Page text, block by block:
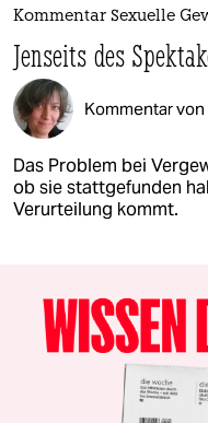
Kommentar Sexuelle
Jenseits des
Kommentar von
Das Problem bei
ob sie stattgefunden
Verurteilung kommt.